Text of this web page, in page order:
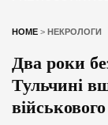
HOME > НЕКРОЛОГИ
Два роки
Тульчині